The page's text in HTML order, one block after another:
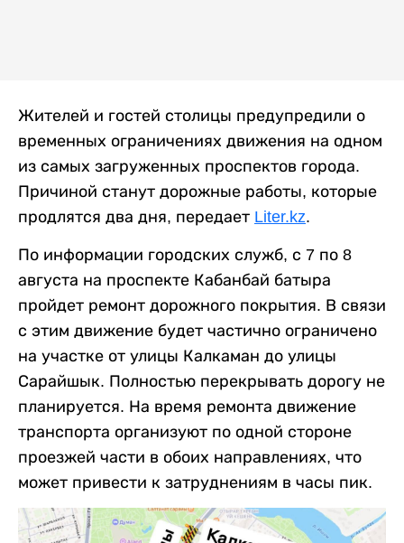
Жителей и гостей столицы предупредили о
временных ограничениях движения на одном
из самых загруженных проспектов города.
Причиной станут дорожные работы, которые
продлятся два дня, передает Liter.kz.
По информации городских служб, с 7 по 8
августа на проспекте Кабанбай батыра
пройдет ремонт дорожного покрытия. В связи
с этим движение будет частично ограничено
на участке от улицы Калкаман до улицы
Сарайшык. Полностью перекрывать дорогу не
планируется. На время ремонта движение
транспорта организуют по одной стороне
проезжей части в обоих направлениях, что
может привести к затруднениям в часы пик.